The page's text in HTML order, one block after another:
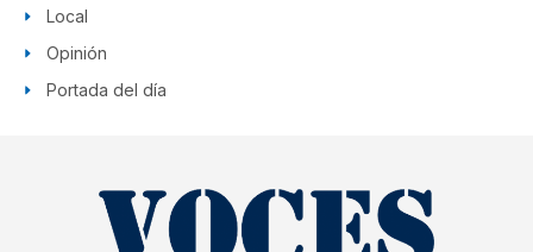
Local
Opinión
Portada del día